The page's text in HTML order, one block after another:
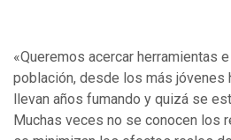
«Queremos acercar herramientas
población, desde los más jóvenes
llevan años fumando y quizá se
Muchas veces no se conocen los